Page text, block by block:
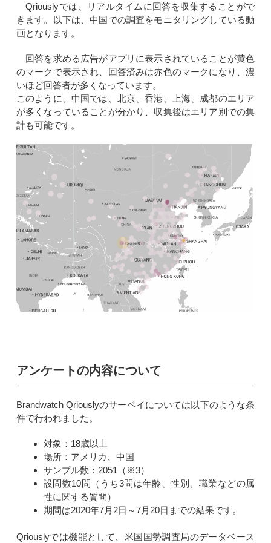
Qriouslyでは、リアルタイムに回答を収集することがで
きます。以下は、中国での調査をモニタリングしている動
画となります。
回答を求める広告がアプリに表示されていることが黄色
のマークで表示され、回答済みは赤色のマークになり、濃
いほど回答者が多くなっています。
このように、中国では、北京、香港、上海、成都のエリア
が多くなっていることが分かり、収集後はエリア別での集
計も可能です。
アンケートの内容について
Brandwatch Qriouslyのサーベイについては以下のような条
件で行われました。
対象：18歳以上
場所：アメリカ、中国
サンプル数：2051（※3）
設問数10問（うち3問は年齢、性別、職業などの属
性に関する質問）
期間は2020年7月2日～7月20日までの結果です。
Qriouslyでは機能として、米国国勢調査局のデータベース